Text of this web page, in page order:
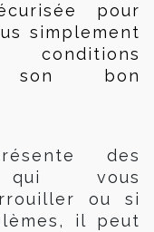
pour
simplement
son bon
des
qui vous
ou si
il peut